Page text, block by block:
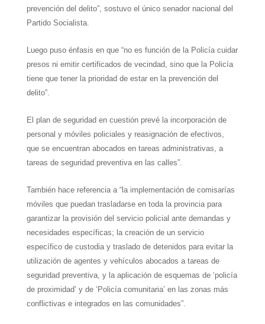
prevención del delito”, sostuvo el único senador nacional del
Partido Socialista.
Luego puso énfasis en que “no es función de la Policía cuidar
presos ni emitir certificados de vecindad, sino que la Policía
tiene que tener la prioridad de estar en la prevención del
delito”.
El plan de seguridad en cuestión prevé la incorporación de
personal y móviles policiales y reasignación de efectivos,
que se encuentran abocados en tareas administrativas, a
tareas de seguridad preventiva en las calles”.
También hace referencia a “la implementación de comisarías
móviles que puedan trasladarse en toda la provincia para
garantizar la provisión del servicio policial ante demandas y
necesidades específicas; la creación de un servicio
específico de custodia y traslado de detenidos para evitar la
utilización de agentes y vehículos abocados a tareas de
seguridad preventiva, y la aplicación de esquemas de ‘policía
de proximidad’ y de ‘Policía comunitaria’ en las zonas más
conflictivas e integrados en las comunidades”.